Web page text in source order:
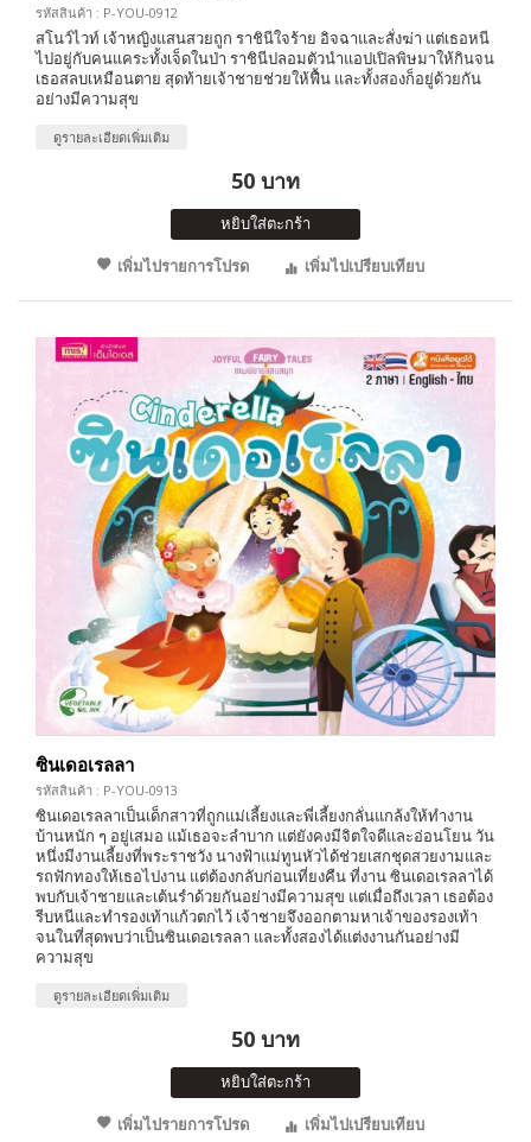
รหัสสินค้า : P-YOU-0912
สโนว์ไวท์ เจ้าหญิงแสนสวยถูก ราชินีใจร้าย อิจฉาและสั่งฆ่า แต่เธอหนี
ไปอยู่กับคนแคระทั้งเจ็ดในป่า ราชินีปลอมตัวนำแอปเปิลพิษมาให้กินจน
เธอสลบเหมือนตาย สุดท้ายเจ้าชายช่วยให้ฟื้น และทั้งสองก็อยู่ด้วยกัน
อย่างมีความสุข
ดูรายละเอียดเพิ่มเติม
50 บาท
หยิบใส่ตะกร้า
เพิ่มไปรายการโปรด
เพิ่มไปเปรียบเทียบ
ซินเดอเรลลา
รหัสสินค้า : P-YOU-0913
ซินเดอเรลลาเป็นเด็กสาวที่ถูกแม่เลี้ยงและพี่เลี้ยงกลั่นแกล้งให้ทำงาน
บ้านหนัก ๆ อยู่เสมอ แม้เธอจะลำบาก แต่ยังคงมีจิตใจดีและอ่อนโยน วัน
หนึ่งมีงานเลี้ยงที่พระราชวัง นางฟ้าแม่ทูนหัวได้ช่วยเสกชุดสวยงามและ
รถฟักทองให้เธอไปงาน แต่ต้องกลับก่อนเที่ยงคืน ที่งาน ซินเดอเรลลาได้
พบกับเจ้าชายและเต้นรำด้วยกันอย่างมีความสุข แต่เมื่อถึงเวลา เธอต้อง
รีบหนีและทำรองเท้าแก้วตกไว้ เจ้าชายจึงออกตามหาเจ้าของรองเท้า
จนในที่สุดพบว่าเป็นซินเดอเรลลา และทั้งสองได้แต่งงานกันอย่างมี
ความสุข
ดูรายละเอียดเพิ่มเติม
50 บาท
หยิบใส่ตะกร้า
เพิ่มไปรายการโปรด
เพิ่มไปเปรียบเทียบ